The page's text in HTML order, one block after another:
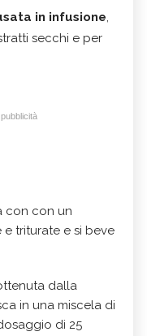
in infusione,
secchi e per
con con un
triturate e si beve
dalla
in una miscela di
di 25